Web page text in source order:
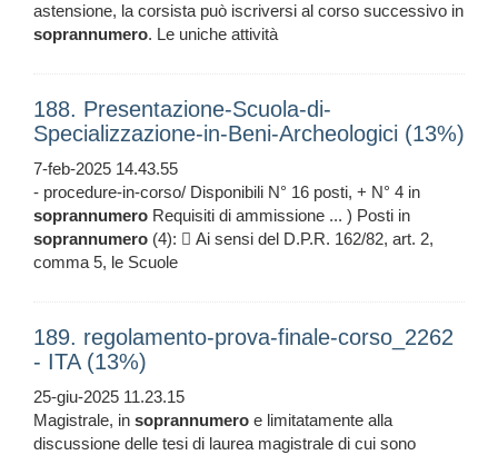
astensione, la corsista può iscriversi al corso successivo in
soprannumero. Le uniche attività
188. Presentazione-Scuola-di-
Specializzazione-in-Beni-Archeologici (13%)
7-feb-2025 14.43.55
- procedure-in-corso/ Disponibili N° 16 posti, + N° 4 in
soprannumero Requisiti di ammissione ... ) Posti in
soprannumero (4):  Ai sensi del D.P.R. 162/82, art. 2,
comma 5, le Scuole
189. regolamento-prova-finale-corso_2262
- ITA (13%)
25-giu-2025 11.23.15
Magistrale, in soprannumero e limitatamente alla
discussione delle tesi di laurea magistrale di cui sono